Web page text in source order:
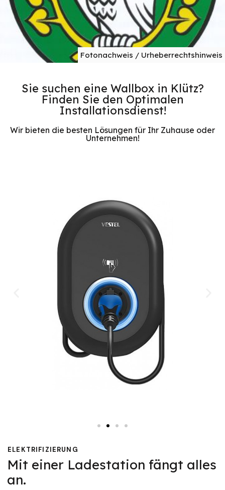
Fotonachweis / Urheberrechtshinweis
Sie suchen eine Wallbox in Klütz?
Finden Sie den Optimalen
Installationsdienst!
Wir bieten die besten Lösungen für Ihr Zuhause oder
Unternehmen!
ELEKTRIFIZIERUNG
Mit einer Ladestation fängt alles
an.